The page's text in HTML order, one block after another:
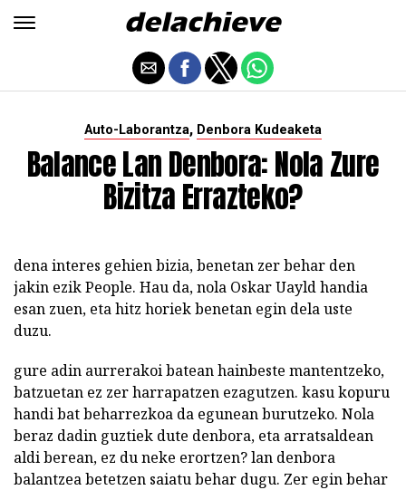
Auto-Laborantza, Denbora Kudeaketa
Balance Lan Denbora: Nola Zure
Bizitza Errazteko?
dena interes gehien bizia, benetan zer behar den
jakin ezik People. Hau da, nola Oskar Uayld handia
esan zuen, eta hitz horiek benetan egin dela uste
duzu.
gure adin aurrerakoi batean hainbeste mantentzeko,
batzuetan ez zer harrapatzen ezagutzen. kasu kopuru
handi bat beharrezkoa da egunean burutzeko. Nola
beraz dadin guztiek dute denbora, eta arratsaldean
aldi berean, ez du neke erortzen? lan denbora
balantzea betetzen saiatu behar dugu. Zer egin behar